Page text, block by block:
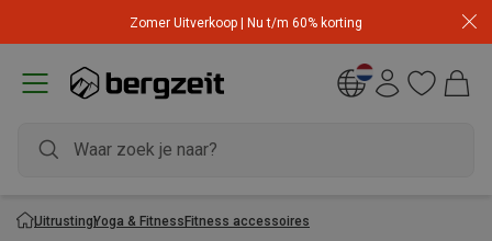
Zomer Uitverkoop | Nu t/m 60% korting
UitrustingYoga & FitnessFitness accessoires